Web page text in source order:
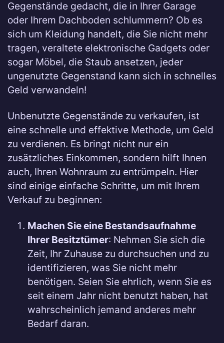
Gegenstände gedacht, die in Ihrer Garage
oder Ihrem Dachboden schlummern? Ob es
sich um Kleidung handelt, die Sie nicht mehr
tragen, veraltete elektronische Gadgets oder
sogar Möbel, die Staub ansetzen, jeder
ungenutzte Gegenstand kann sich in schnelles
Geld verwandeln!
Unbenutzte Gegenstände zu verkaufen, ist
eine schnelle und effektive Methode, um Geld
zu verdienen. Es bringt nicht nur ein
zusätzliches Einkommen, sondern hilft Ihnen
auch, Ihren Wohnraum zu entrümpeln. Hier
sind einige einfache Schritte, um mit Ihrem
Verkauf zu beginnen:
Machen Sie eine Bestandsaufnahme
Ihrer Besitztümer: Nehmen Sie sich die
Zeit, Ihr Zuhause zu durchsuchen und zu
identifizieren, was Sie nicht mehr
benötigen. Seien Sie ehrlich, wenn Sie es
seit einem Jahr nicht benutzt haben, hat
wahrscheinlich jemand anderes mehr
Bedarf daran.